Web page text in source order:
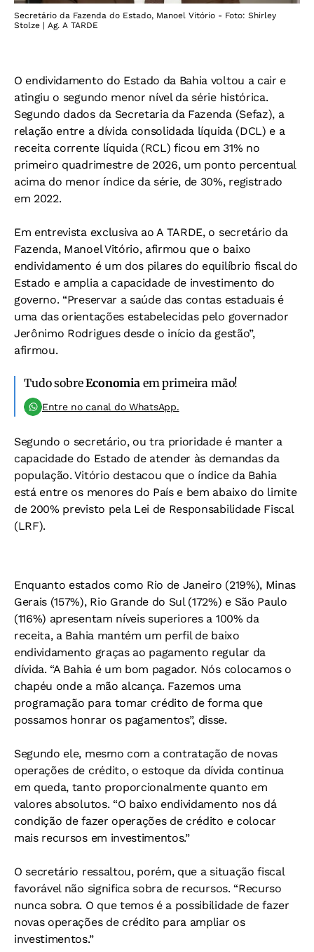
Secretário da Fazenda do Estado, Manoel Vitório - Foto: Shirley
Stolze | Ag. A TARDE
O endividamento do Estado da Bahia voltou a cair e
atingiu o segundo menor nível da série histórica.
Segundo dados da Secretaria da Fazenda (Sefaz), a
relação entre a dívida consolidada líquida (DCL) e a
receita corrente líquida (RCL) ficou em 31% no
primeiro quadrimestre de 2026, um ponto percentual
acima do menor índice da série, de 30%, registrado
em 2022.
Em entrevista exclusiva ao A TARDE, o secretário da
Fazenda, Manoel Vitório, afirmou que o baixo
endividamento é um dos pilares do equilíbrio fiscal do
Estado e amplia a capacidade de investimento do
governo. “Preservar a saúde das contas estaduais é
uma das orientações estabelecidas pelo governador
Jerônimo Rodrigues desde o início da gestão”,
afirmou.
Tudo sobreEconomiaem primeira mão!
Entre no canal do WhatsApp.
Segundo o secretário, ou tra prioridade é manter a
capacidade do Estado de atender às demandas da
população. Vitório destacou que o índice da Bahia
está entre os menores do País e bem abaixo do limite
de 200% previsto pela Lei de Responsabilidade Fiscal
(LRF).
Enquanto estados como Rio de Janeiro (219%), Minas
Gerais (157%), Rio Grande do Sul (172%) e São Paulo
(116%) apresentam níveis superiores a 100% da
receita, a Bahia mantém um perfil de baixo
endividamento graças ao pagamento regular da
dívida. “A Bahia é um bom pagador. Nós colocamos o
chapéu onde a mão alcança. Fazemos uma
programação para tomar crédito de forma que
possamos honrar os pagamentos”, disse.
Segundo ele, mesmo com a contratação de novas
operações de crédito, o estoque da dívida continua
em queda, tanto proporcionalmente quanto em
valores absolutos. “O baixo endividamento nos dá
condição de fazer operações de crédito e colocar
mais recursos em investimentos.”
O secretário ressaltou, porém, que a situação fiscal
favorável não significa sobra de recursos. “Recurso
nunca sobra. O que temos é a possibilidade de fazer
novas operações de crédito para ampliar os
investimentos.”